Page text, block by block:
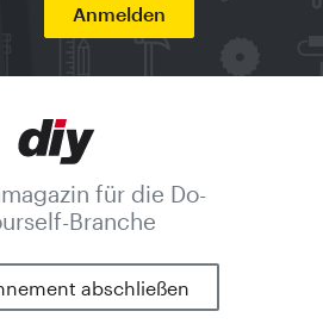
Anmelden
für die Do-
Branche
abschließen